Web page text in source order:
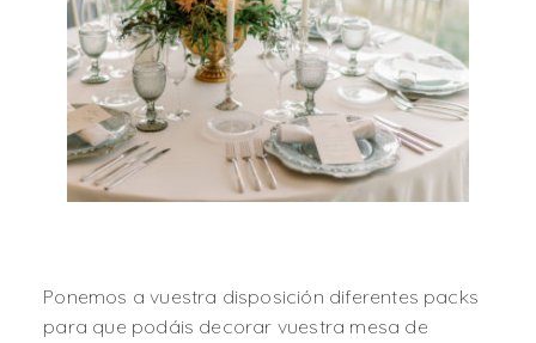
Ponemos a vuestra disposición diferentes packs
para que podáis decorar vuestra mesa de